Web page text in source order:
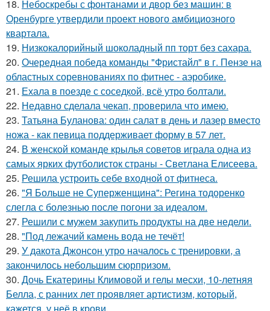
18. Небоскребы с фонтанами и двор без машин: в
Оренбурге утвердили проект нового амбициозного
квартала.
19. Низкокалорийный шоколадный пп торт без сахара.
20. Очередная победа команды "Фристайл" в г. Пензе на
областных соревнованиях по фитнес - аэробике.
21. Ехала в поезде с соседкой, всё утро болтали.
22. Недавно сделала чекап, проверила что имею.
23. Татьяна Буланова: один салат в день и лазер вместо
ножа - как певица поддерживает форму в 57 лет.
24. В женской команде крылья советов играла одна из
самых ярких футболисток страны - Светлана Елисеева.
25. Решила устроить себе входной от фитнеса.
26. "Я Больше не Суперженщина": Регина тодоренко
слегла с болезнью после погони за идеалом.
27. Решили с мужем закупить продукты на две недели.
28. "Под лежачий камень вода не течёт!
29. У дакота Джонсон утро началось с тренировки, а
закончилось небольшим сюрпризом.
30. Дочь Екатерины Климовой и гелы месхи, 10-летняя
Белла, с ранних лет проявляет артистизм, который,